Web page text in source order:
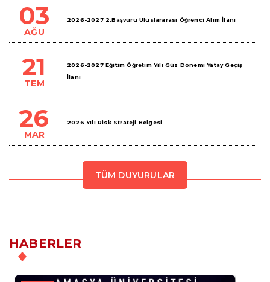
03
AĞU
2026-2027 2.Başvuru Uluslararası Öğrenci Alım İlanı
21
TEM
2026-2027 Eğitim Öğretim Yılı Güz Dönemi Yatay Geçiş
İlanı
26
MAR
2026 Yılı Risk Strateji Belgesi
TÜM DUYURULAR
HABERLER